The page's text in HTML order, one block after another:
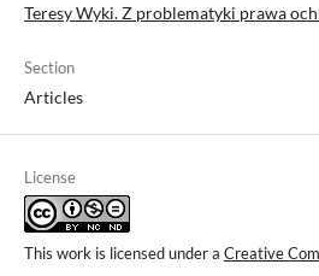
Teresy Wyki. Z problematyki prawa
Section
Articles
License
This work is licensed under a Creative